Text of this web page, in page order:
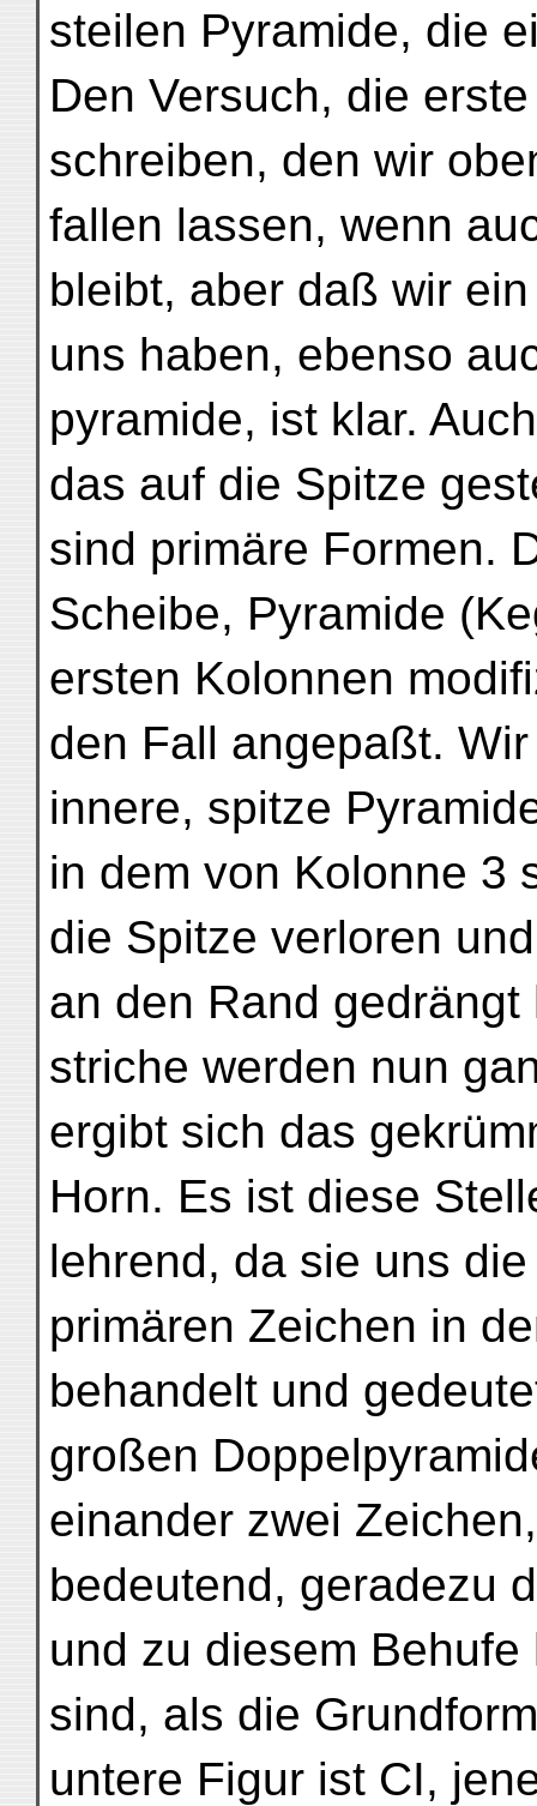
steilen Pyramide, die
Den Versuch, die
schreiben, den wir
fallen lassen, wenn
bleibt, aber daß wir
uns haben, ebenso
pyramide, ist klar.
das auf die Spitze
sind primäre Formen.
Scheibe, Pyramide
ersten Kolonnen
den Fall angepaßt.
innere, spitze
in dem von Kolonne 3
die Spitze verloren
an den Rand
striche werden nun
ergibt sich das
Horn. Es ist diese
lehrend, da sie uns
primären Zeichen in
behandelt und
großen
einander zwei
bedeutend, geradezu
und zu diesem
sind, als die
untere Figur ist CI,